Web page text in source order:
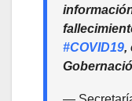
#COVID19,